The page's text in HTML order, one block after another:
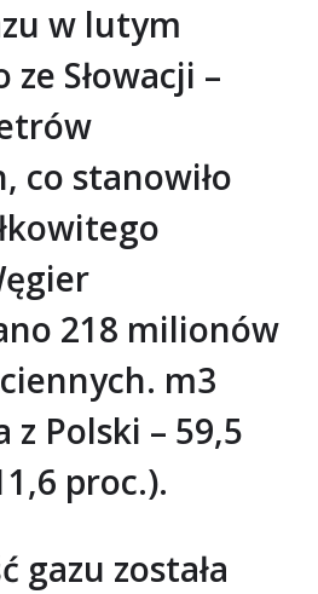
w lutym
Słowacji –
co stanowiło
218 milionów
m3
z Polski – 59,5
proc.).
gazu została